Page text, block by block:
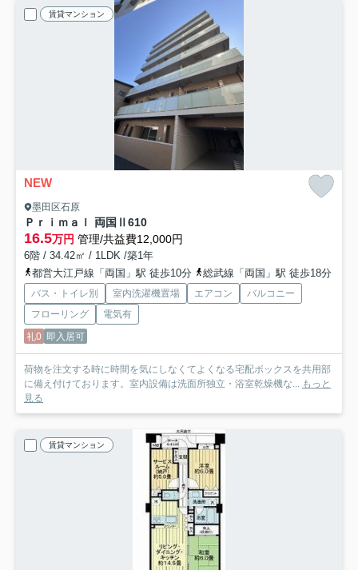
賃貸マンション
NEW
墨田区石原
Ｐｒｉｍａｌ 両国Ⅱ 610
16.5万円 管理/共益費12,000円
6階 / 34.42㎡ / 1LDK /築1年
都営大江戸線「両国」駅 徒歩10分
総武線「両国」駅 徒歩18分
バス・トイレ別 室内洗濯機置場 エアコン
バルコニー
フローリング
電気有
礼0 即入居可
荷物を注文する時に時間を気にしなくてよくなる宅配ボックスを共用部
に備え付けております。室内設備は洗面所独立・浴室乾燥機な... もっと
見る
賃貸マンション